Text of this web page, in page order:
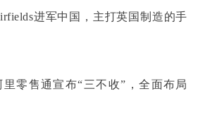
进军中国，主打英国制造的手
零售通宣布“三不收”，全面布局